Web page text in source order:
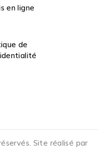
en ligne
de
Site réalisé par